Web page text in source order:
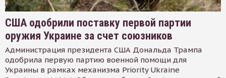
США одобрили поставку первой партии
оружия Украине за счет союзников
Администрация президента США Дональда Трампа
одобрила первую партию военной помощи для
Украины в рамках механизма Priority Ukraine